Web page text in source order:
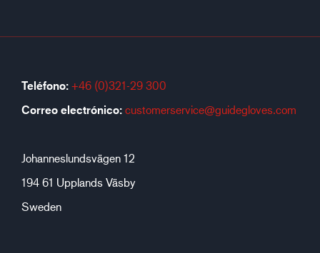
Teléfono: +46 (0)321-29 300
Correo electrónico: customerservice@guidegloves.com
Johanneslundsvägen 12
194 61 Upplands Väsby
Sweden